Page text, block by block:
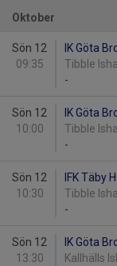
Oktober
Sön 12
09:35
IK Göta
Tibble
-
Sön 12
10:00
IK Göta
Tibble
-
Sön 12
10:30
IFK Täby
Tibble
-
Sön 12
13:30
IK Göta
Kallhälls